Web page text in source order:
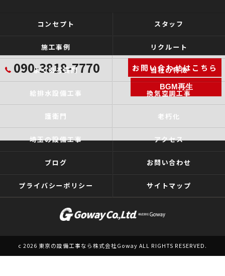
090-3818-7770 お問い合わせはこちら
BGM再生
コンセプト スタッフ
施工事例 リクルート
よくある質問 当社の特徴
給排水設備工事 換気空調工事
護衛門 老朽化
埼玉の設備工事 アクセス
ブログ お問い合わせ
プライバシーポリシー サイトマップ
c 2026 東京の設備工事なら株式会社Goway ALL RIGHTS RESERVED.